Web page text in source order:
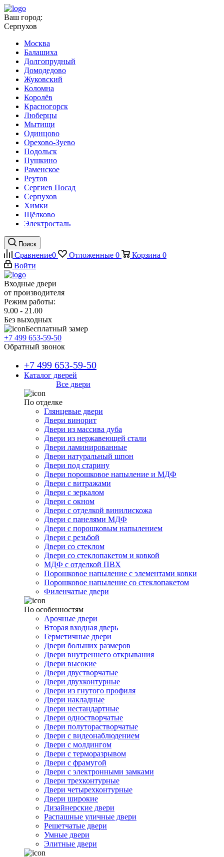
Ваш город:
Серпухов
Москва
Балашиха
Долгопрудный
Домодедово
Жуковский
Коломна
Королёв
Красногорск
Люберцы
Мытищи
Одинцово
Орехово-Зуево
Подольск
Пушкино
Раменское
Реутов
Сергиев Посад
Серпухов
Химки
Щёлково
Электросталь
Поиск
Сравнение0 Отложенные 0 Корзина 0
Войти
Входные двери
от производителя
Режим работы:
9.00 - 21.00
Без выходных
Бесплатный замер
+7 499 653-59-50
Обратный звонок
+7 499 653-59-50
Каталог дверей
Все двери
По отделке
Глянцевые двери
Двери винорит
Двери из массива дуба
Двери из нержавеющей стали
Двери ламинированные
Двери натуральный шпон
Двери под старину
Двери порошковое напыление и МДФ
Двери с витражами
Двери с зеркалом
Двери с окном
Двери с отделкой винилискожа
Двери с панелями МДФ
Двери с порошковым напылением
Двери с резьбой
Двери со стеклом
Двери со стеклопакетом и ковкой
МДФ с отделкой ПВХ
Порошковое напыление с элементами ковки
Порошковое напыление со стеклопакетом
Филенчатые двери
По особенностям
Арочные двери
Вторая входная дверь
Герметичные двери
Двери больших размеров
Двери внутреннего открывания
Двери высокие
Двери двустворчатые
Двери двухконтурные
Двери из гнутого профиля
Двери накладные
Двери нестандартные
Двери одностворчатые
Двери полуторастворчатые
Двери с видеонаблюдением
Двери с молдингом
Двери с терморазрывом
Двери с фрамугой
Двери с электронными замками
Двери трехконтурные
Двери четырехконтурные
Двери широкие
Дизайнерские двери
Распашные уличные двери
Решетчатые двери
Умные двери
Элитные двери